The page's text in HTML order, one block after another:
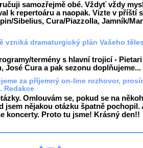
samozřejmě obé. Vždyť vždy
k repertoáru a naopak. Vizte v příští
Sibelius, Cura/Piazzolla, Jamník/
vzniká dramaturgický plán Vašeho
termény s hlavní trojicí - Pietari
José Cura a pak sezonu doplňujeme...
za příjemný on-line rozhovor,
Redakce
Omlouvám se, pokud se na
jsem nějakou otázku špatně pochopil.
koncerty. Proto tu jsme! Krásný den!!